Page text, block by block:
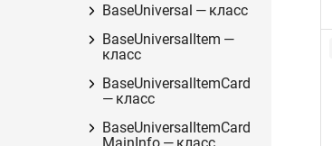
BaseUniversal — класс
BaseUniversalItem —
класс
BaseUniversalItemCard
— класс
BaseUniversalItemCard